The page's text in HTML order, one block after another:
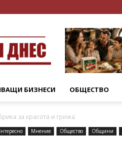
БИЗНЕСИ ОБЩЕСТВО
за красота и грижа
Мнение Общество Общини